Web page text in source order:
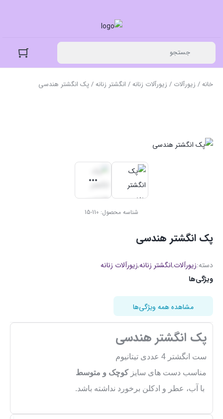
خانه/ زیورآلات / زیورآلات زنانه/ انگشتر زنانه/ پک انگشتر هندسی
شناسه محصول: 110-15
پک انگشتر هندسی
دسته:زیورآلات,انگشتر زنانه,زیورآلات زنانه
ویژگی‌ها
مشاهده همه ویژگی‌ها
پک انگشتر هندسی
ست انگشتر 4 عددی تیتانیوم
مناسب دست های سایزکوچک و متوسط
با آب، عطر و ادکلن برخورد نداشته باشد.